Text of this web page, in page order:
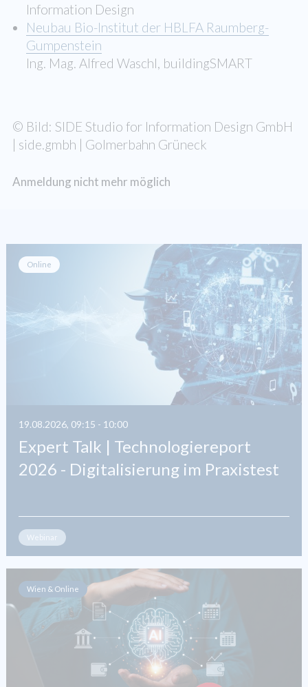
Information Design
Neubau Bio-Institut der HBLFA Raumberg-
Gumpenstein
Ing. Mag. Alfred Waschl, buildingSMART
© Bild: SIDE Studio for Information Design GmbH
| side.gmbh | Golmerbahn Grüneck
Anmeldung nicht mehr möglich
Online
19.08.2026, 09:15 - 10:00
Expert Talk | Technologiereport
2026 - Digitalisierung im Praxistest
Webinar
Wien & Online